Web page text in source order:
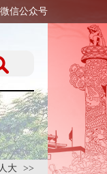
信公众号
大